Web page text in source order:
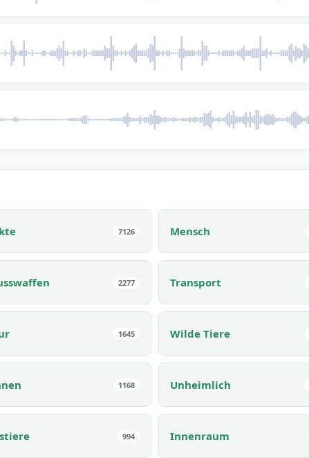
7126 Mensch
2277 Transport
1645 Wilde Tiere
1168 Unheimlich
994 Innenraum